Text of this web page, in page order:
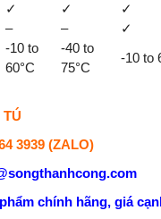
✓ ✓ ✓
– – ✓
-10 to
60°C
-40 to
75°C
-10 to
TÚ
3939 (ZALO)
chính hãng, giá